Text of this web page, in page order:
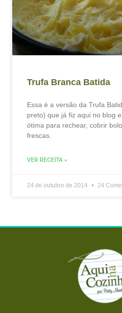
Trufa Branca Batida
Essa é a versão da Trufa
preto) que já fiz aqui no blog
ótima para rechear, cobrir
frescas.
VER RECEITA »
24 de outubro de 2014 24